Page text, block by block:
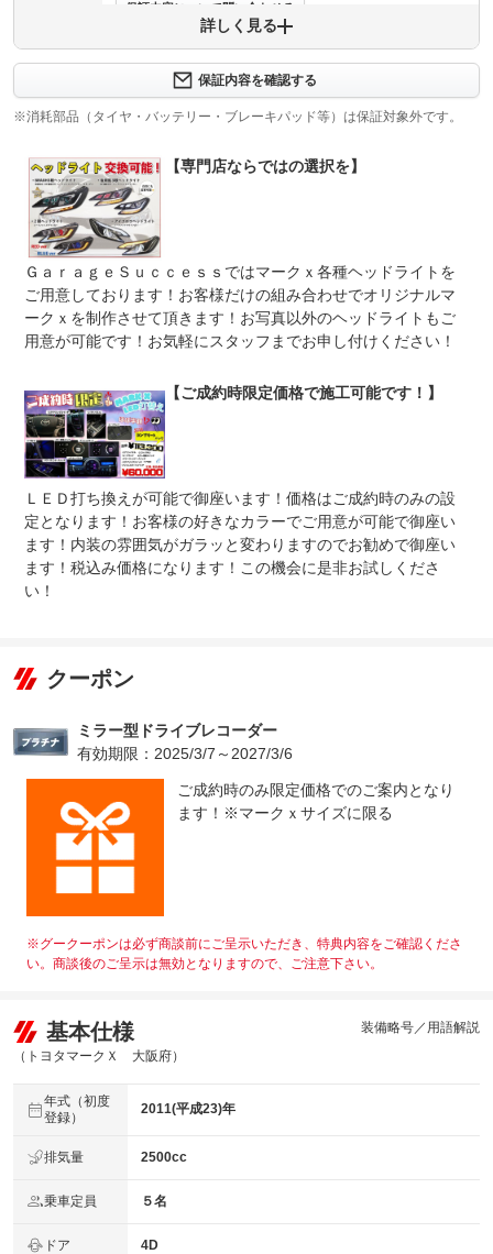
保証内容について問い合わせる
走る／止まる／曲がる等、走行に関する不具合は１か月間
のみ無料で保証させて頂きます。（例外は有ります）ま
た、有料保障の方を１年～３年ご用意しておりますので詳
しくはスタッフまで。
上限金額
限度額無制限
有料保障の場合は金額に上限は御座いません。（工賃のみ
お客様ご負担になります）
免責金 無し
保証修理
受付先
当店のＨＰよりご参照くださいませ。早急にレッカーが必
要な場合はお電話頂ければ対応させて頂きます。
整備付 法定12ヶ月または法定24ヶ月点検整備付
法定整備
について
☆仕入れ入庫点検＆提携先認証工場にて法廷点検を行いま
す。納車前点検整備箇所１００項目以上
詳しく見る
保証内容を確認する
※消耗部品（タイヤ・バッテリー・ブレーキパッド等）は保証対象外です。
【専門店ならではの選択を】
ＧａｒａｇｅＳｕｃｃｅｓｓではマークｘ各種ヘッドライトを
ご用意しております！お客様だけの組み合わせでオリジナルマ
ークｘを制作させて頂きます！お写真以外のヘッドライトもご
用意が可能です！お気軽にスタッフまでお申し付けください！
【ご成約時限定価格で施工可能です！】
ＬＥＤ打ち換えが可能で御座います！価格はご成約時のみの設
定となります！お客様の好きなカラーでご用意が可能で御座い
ます！内装の雰囲気がガラッと変わりますのでお勧めで御座い
ます！税込み価格になります！この機会に是非お試しくださ
い！
クーポン
ミラー型ドライブレコーダー
有効期限：2025/3/7～2027/3/6
ご成約時のみ限定価格でのご案内となり
ます！※マークｘサイズに限る
※グークーポンは必ず商談前にご呈示いただき、特典内容をご確認くださ
い。商談後のご呈示は無効となりますので、ご注意下さい。
基本仕様
（トヨタマークＸ 大阪府）
装備略号／用語解説
年式（初度
登録）
2011(平成23)年
排気量 2500cc
乗車定員 ５名
ドア 4D